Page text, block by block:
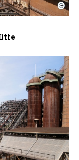
Hütte mit
Hütte | Karl
©